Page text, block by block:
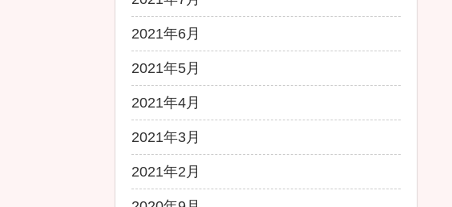
2021年6月
2021年5月
2021年4月
2021年3月
2021年2月